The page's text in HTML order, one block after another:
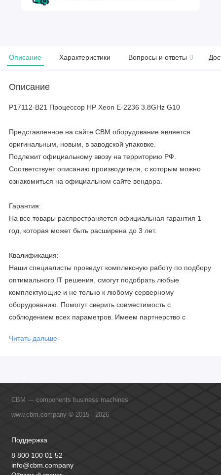
Описание Характеристики Вопросы и ответы 0
Описание
P17112-B21 Процессор HP Xeon E-2236 3.8GHz G10
Представленное на сайте CBM оборудование является
оригинальным, новым, в заводской упаковке.
Подлежит официальному ввозу на территорию РФ.
Соответствует описанию производителя, с которым можно
ознакомиться на официальном сайте вендора.
Гарантия:
На все товары распространяется официальная гарантия 1
год, которая может быть расширена до 3 лет.
Квалификация:
Наши специалисты проведут комплексную работу по подбору
оптимального IT решения, смогут подобрать любые
комплектующие и не только к любому серверному
оборудованию. Помогут сверить совместимость с
соблюдением всех параметров. Имеем партнерство с
обучение сотрудников, что позволяет исключить ошибки даже
Читать дальше
CBM — components business machines
www.cbm.company © 2015 - 2026
Поддержка
8 800 100 01 52
info@cbm.company